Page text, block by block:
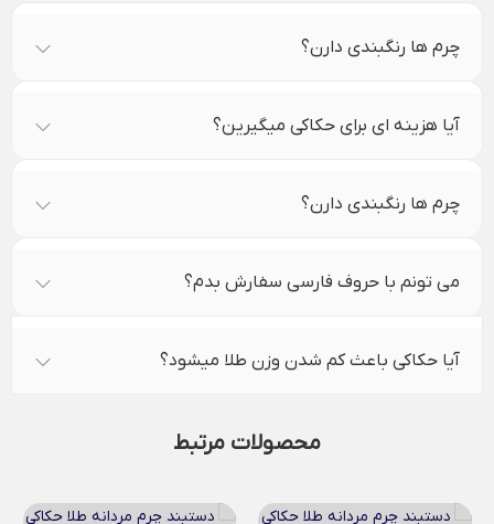
چرم ها رنگبندی دارن؟
آیا هزینه ای برای حکاکی میگیرین؟
چرم ها رنگبندی دارن؟
می تونم با حروف فارسی سفارش بدم؟
آیا حکاکی باعث کم شدن وزن طلا میشود؟
محصولات مرتبط